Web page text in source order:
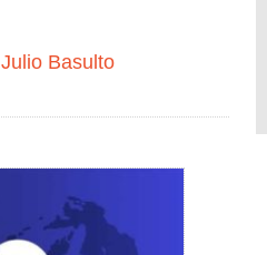
Julio Basulto